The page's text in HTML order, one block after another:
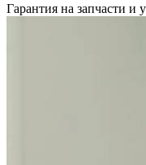
Гарантия на запчасти и